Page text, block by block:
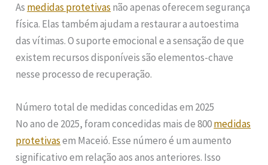
As medidas protetivas não apenas oferecem segurança
física. Elas também ajudam a restaurar a autoestima
das vítimas. O suporte emocional e a sensação de que
existem recursos disponíveis são elementos-chave
nesse processo de recuperação.
Número total de medidas concedidas em 2025
No ano de 2025, foram concedidas mais de 800medidas
protetivasem Maceió. Esse número é um aumento
significativo em relação aos anos anteriores. Isso